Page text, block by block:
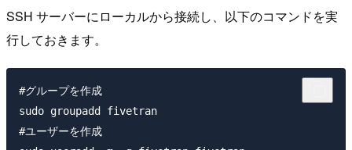
SSH サーバーにローカルから接続し、以下のコマンドを実
行しておきます。
#グループを作成
sudo groupadd fivetran
#ユーザーを作成